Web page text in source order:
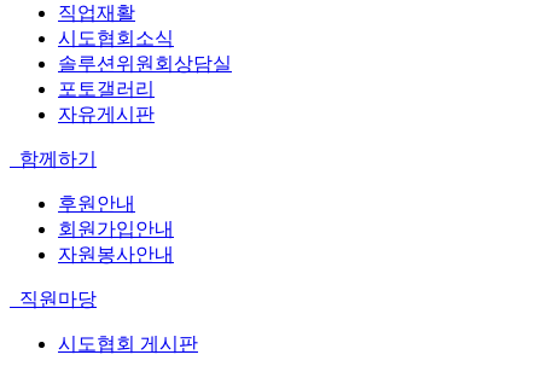
직업재활
시도협회소식
솔루션위원회상담실
포토갤러리
자유게시판
함께하기
후원안내
회원가입안내
자원봉사안내
직원마당
시도협회 게시판